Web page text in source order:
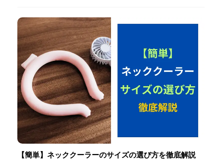
【簡単】ネッククーラーのサイズの選び方を徹底解説